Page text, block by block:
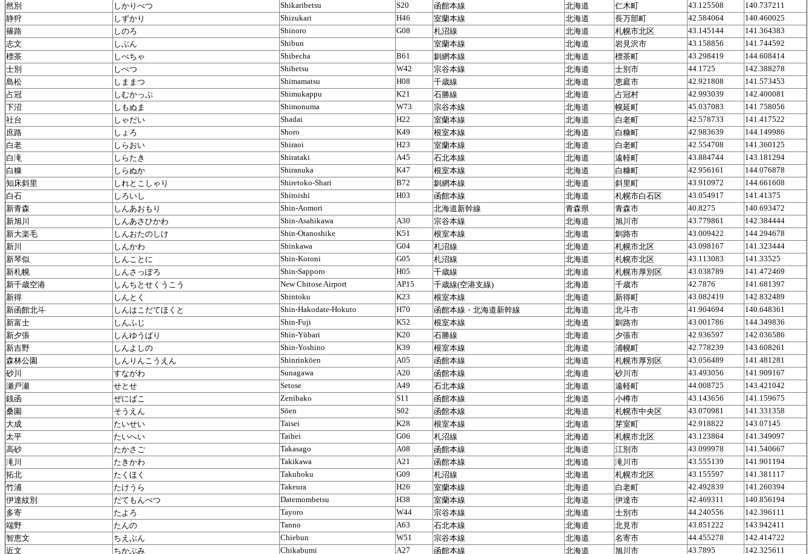
然別
しかりべつ Shikaribetsu S20 函館本線 北海道 仁木町 43.125508
140.737211
静狩
しずかり Shizukari H46 室蘭本線 北海道 長万部町 42.584064
140.460025
篠路
しのろ Shinoro G08 札沼線 北海道 札幌市北区 43.145144
141.364383
志文
しぶん Shibun 室蘭本線 北海道 岩見沢市 43.158856
141.744592
標茶
しべちゃ Shibecha B61 釧網本線 北海道 標茶町 43.298419
144.608414
士別
しべつ Shibetsu W42 宗谷本線 北海道 士別市 44.1725
142.388278
島松
しままつ Shimamatsu H08 千歳線 北海道 恵庭市 42.921808
141.573453
占冠
しむかっぷ Shimukappu K21 石勝線 北海道 占冠村 42.993039
142.400081
下沼
しもぬま Shimonuma W73 宗谷本線 北海道 幌延町 45.037083
141.758056
社台
しゃだい Shadai H22 室蘭本線 北海道 白老町 42.578733
141.417522
庶路
しょろ Shoro K49 根室本線 北海道 白糠町 42.983639
144.149986
白老
しらおい Shiraoi H23 室蘭本線 北海道 白老町 42.554708
141.360125
白滝
しらたき Shirataki A45 石北本線 北海道 遠軽町 43.884744
143.181294
白糠
しらぬか Shiranuka K47 根室本線 北海道 白糠町 42.956161
144.076878
知床斜里
しれとこしゃり Shiretoko-Shari B72 釧網本線 北海道 斜里町 43.910972
144.661608
白石
しろいし Shiroishi H03 函館本線 北海道 札幌市白石区 43.054917
141.41375
新青森
しんあおもり Shin-Aomori 北海道新幹線 青森県 青森市 40.8275
140.693472
新旭川
しんあさひかわ Shin-Asahikawa A30 宗谷本線 北海道 旭川市 43.779861
142.384444
新大楽毛
しんおたのしけ Shin-Otanoshike K51 根室本線 北海道 釧路市 43.009422
144.294678
新川
しんかわ Shinkawa G04 札沼線 北海道 札幌市北区 43.098167
141.323444
新琴似
しんことに Shin-Kotoni G05 札沼線 北海道 札幌市北区 43.113083
141.33525
新札幌
しんさっぽろ Shin-Sapporo H05 千歳線 北海道 札幌市厚別区 43.038789
141.472469
新千歳空港
しんちとせくうこう New Chitose Airport AP15 千歳線(空港支線) 北海道 千歳市 42.7876
141.681397
新得
しんとく Shintoku K23 根室本線 北海道 新得町 43.082419
142.832489
新函館北斗
しんはこだてほくと Shin-Hakodate-Hokuto H70 函館本線・北海道新幹線 北海道 北斗市 41.904694
140.648361
新富士
しんふじ Shin-Fuji K52 根室本線 北海道 釧路市 43.001786
144.349836
新夕張
しんゆうばり Shin-Yūbari K20 石勝線 北海道 夕張市 42.936597
142.036586
新吉野
しんよしの Shin-Yoshino K39 根室本線 北海道 浦幌町 42.778239
143.608261
森林公園
しんりんこうえん Shinrinkōen A05 函館本線 北海道 札幌市厚別区 43.056489
141.481281
砂川
すながわ Sunagawa A20 函館本線 北海道 砂川市 43.493056
141.909167
瀬戸瀬
せとせ Setose A49 石北本線 北海道 遠軽町 44.008725
143.421042
銭函
ぜにばこ Zenibako S11 函館本線 北海道 小樽市 43.143656
141.159675
桑園
そうえん Sōen S02 函館本線 北海道 札幌市中央区 43.070981
141.331358
大成
たいせい Taisei K28 根室本線 北海道 芽室町 42.918822
143.07145
太平
たいへい Taihei G06 札沼線 北海道 札幌市北区 43.123864
141.349097
高砂
たかさご Takasago A08 函館本線 北海道 江別市 43.099978
141.540667
滝川
たきかわ Takikawa A21 函館本線 北海道 滝川市 43.555139
141.901194
拓北
たくほく Takuhoku G09 札沼線 北海道 札幌市北区 43.155597
141.381117
竹浦
たけうら Takeura H26 室蘭本線 北海道 白老町 42.492839
141.260394
伊達紋別
だてもんべつ Datemombetsu H38 室蘭本線 北海道 伊達市 42.469311
140.856194
多寄
たよろ Tayoro W44 宗谷本線 北海道 士別市 44.240556
142.396111
端野
たんの Tanno A63 石北本線 北海道 北見市 43.851222
143.942411
智恵文
ちえぶん Chiebun W51 宗谷本線 北海道 名寄市 44.455278
142.414722
近文
ちかぶみ Chikabumi A27 函館本線 北海道 旭川市 43.7895 142.325611